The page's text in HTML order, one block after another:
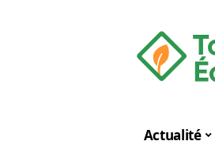
Actualité